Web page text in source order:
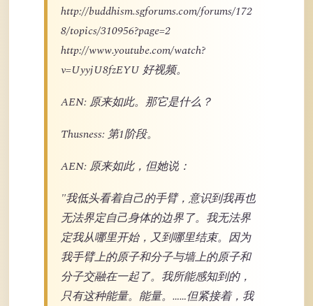
http://buddhism.sgforums.com/forums/172
8/topics/310956?page=2
http://www.youtube.com/watch?
v=UyyjU8fzEYU 好视频。
AEN: 原来如此。那它是什么？
Thusness: 第1阶段。
AEN: 原来如此，但她说：
"我低头看着自己的手臂，意识到我再也
无法界定自己身体的边界了。我无法界
定我从哪里开始，又到哪里结束。因为
我手臂上的原子和分子与墙上的原子和
分子交融在一起了。我所能感知到的，
只有这种能量。能量。……但紧接着，我